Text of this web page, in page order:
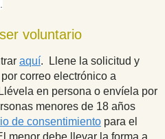
voluntario
aquí. Llene la solicitud y
correo electrónico a
en persona o envíela por
menores de 18 años
de consentimiento para el